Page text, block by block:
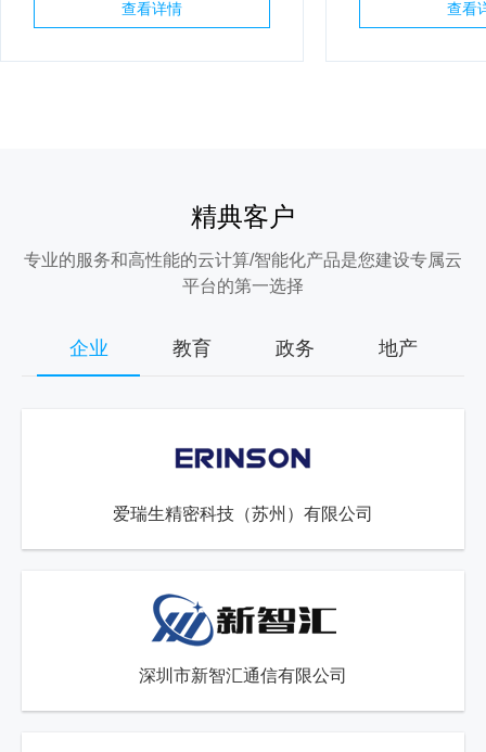
查看详情 查看
精典客户
专业的服务和高性能的云计算/智能化产品是您建设专属云
平台的第一选择
企业 教育 政务 地产
爱瑞生精密科技（苏州）有限公司
深圳市新智汇通信有限公司